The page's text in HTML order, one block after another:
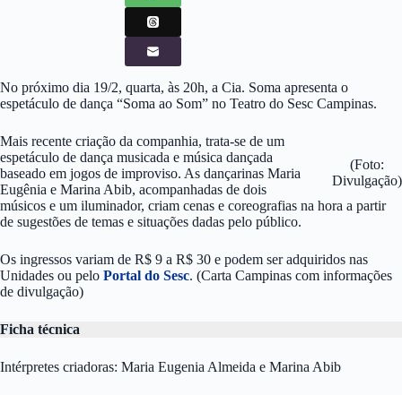
No próximo dia 19/2, quarta, às 20h, a Cia. Soma apresenta o
espetáculo de dança “Soma ao Som” no Teatro do Sesc Campinas.
(Foto:
Divulgação)
Mais recente criação da companhia, trata-se de um
espetáculo de dança musicada e música dançada
baseado em jogos de improviso. As dançarinas Maria
Eugênia e Marina Abib, acompanhadas de dois
músicos e um iluminador, criam cenas e coreografias na hora a partir
de sugestões de temas e situações dadas pelo público.
Os ingressos variam de R$ 9 a R$ 30 e podem ser adquiridos nas
Unidades ou pelo Portal do Sesc. (Carta Campinas com informações
de divulgação)
Ficha técnica
Intérpretes criadoras: Maria Eugenia Almeida e Marina Abib